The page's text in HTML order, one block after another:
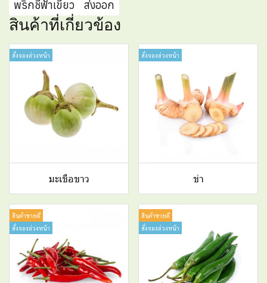
พริกชี้ฟ้าเขียว ส่งออก
สินค้าที่เกี่ยวข้อง
สั่งจองล่วงหน้า
มะเขือขาว
สั่งจองล่วงหน้า
ข่า
สินค้าขายดี
สั่งจองล่วงหน้า
สินค้าขายดี
สั่งจองล่วงหน้า